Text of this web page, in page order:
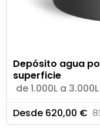
Depósito agua
superficie
de 1.000L a 3.000L
Desde 620,00 €